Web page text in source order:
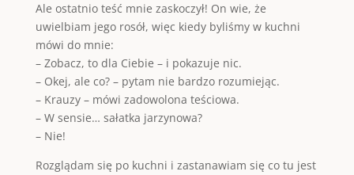
Ale ostatnio teść mnie zaskoczył! On wie, że
uwielbiam jego rosół, więc kiedy byliśmy w kuchni
mówi do mnie:
– Zobacz, to dla Ciebie – i pokazuje nic.
– Okej, ale co? – pytam nie bardzo rozumiejąc.
– Krauzy – mówi zadowolona teściowa.
– W sensie… sałatka jarzynowa?
– Nie!
Rozglądam się po kuchni i zastanawiam się co tu jest